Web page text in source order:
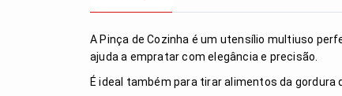
A Pinça de Cozinha é um utensílio multiuso
ajuda a empratar com elegância e precisão.
É ideal também para tirar alimentos da